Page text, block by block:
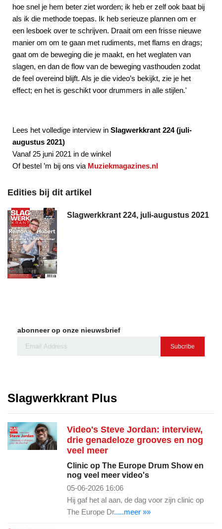
hoe snel je hem beter ziet worden; ik heb er zelf ook baat bij
als ik die methode toepas. Ik heb serieuze plannen om er
een lesboek over te schrijven. Draait om een frisse nieuwe
manier om om te gaan met rudiments, met flams en drags;
gaat om de beweging die je maakt, en het weglaten van
slagen, en dan de flow van de beweging vasthouden zodat
de feel overeind blijft. Als je die video’s bekijkt, zie je het
effect; en het is geschikt voor drummers in alle stijlen.'
Lees het volledige interview in Slagwerkkrant 224 (juli-
augustus 2021)
Vanaf 25 juni 2021 in de winkel
Of bestel ’m bij ons via Muziekmagazines.nl
Edities bij dit artikel
Slagwerkkrant 224, juli-augustus 2021
abonneer op onze nieuwsbrief
Subcribe
Slagwerkkrant Plus
Video's Steve Jordan: interview,
drie genadeloze grooves en nog
veel meer
Clinic op The Europe Drum Show en
nog veel meer video's
05-06-2026 16:06
Hij gaf het al aan, de dag voor zijn clinic op
The Europe Dr.....meer »»